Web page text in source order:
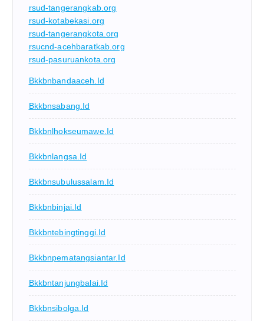
rsud-tangerangkab.org
rsud-kotabekasi.org
rsud-tangerangkota.org
rsucnd-acehbaratkab.org
rsud-pasuruankota.org
Bkkbnbandaaceh.id
Bkkbnsabang.id
Bkkbnlhokseumawe.id
Bkkbnlangsa.id
Bkkbnsubulussalam.id
Bkkbnbinjai.id
Bkkbntebingtinggi.id
Bkkbnpematangsiantar.id
Bkkbntanjungbalai.id
Bkkbnsibolga.id